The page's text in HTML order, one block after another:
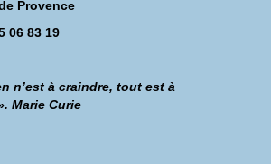
Provence
06 83 19
n’est à craindre, tout est à
Marie Curie